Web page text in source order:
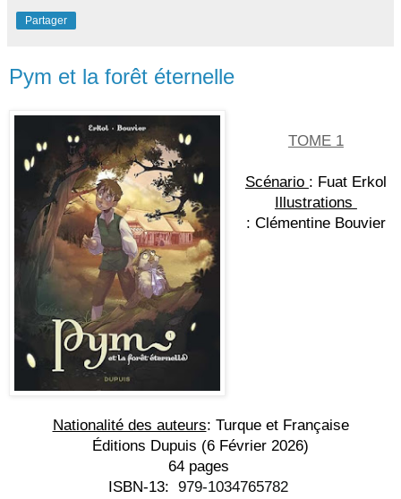
Partager
Pym et la forêt éternelle
TOME 1
Scénario : Fuat Erkol
Illustrations
: Clémentine Bouvier
Nationalité des auteurs: Turque et Française
Éditions Dupuis (6 Février 2026)
64 pages
ISBN-13: 979-1034765782